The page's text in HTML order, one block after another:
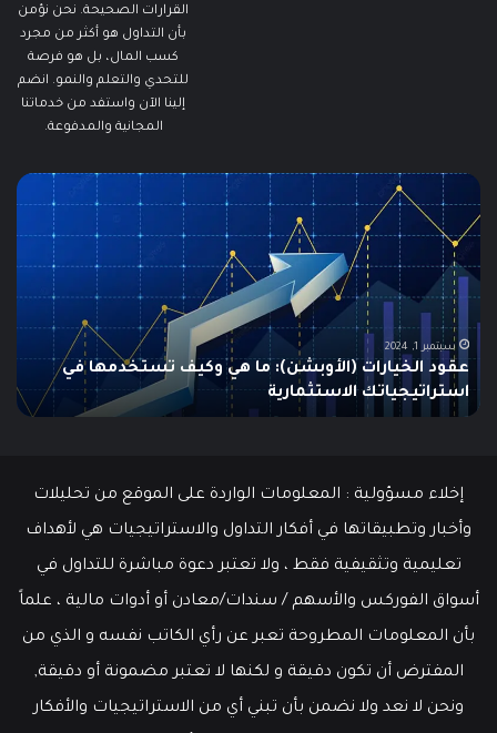
القرارات الصحيحة. نحن نؤمن
بأن التداول هو أكثر من مجرد
كسب المال، بل هو فرصة
للتحدي والتعلم والنمو. انضم
إلينا الآن واستفد من خدماتنا
المجانية والمدفوعة.
مطالبات
البطالة
في
الولايات
المتحدة
تنخفض
إلى
أدنى
مستوى
منذ
مايو
عمل
سبتمبر 19, 2024
مطالبات البطالة في الولايات المتحدة تنخفض إلى أدنى
مستوى منذ مايو وسط سوق عمل قوي
إخلاء مسؤولية : المعلومات الواردة على الموقع من تحليلات
وأخبار وتطبيقاتها في أفكار التداول والاستراتيجيات هي لأهداف
تعليمية وتثقيفية فقط ، ولا تعتبر دعوة مباشرة للتداول في
أسواق الفوركس والأسهم / سندات/معادن أو أدوات مالية ، علماً
بأن المعلومات المطروحة تعبر عن رأي الكاتب نفسه و الذي من
المفترض أن تكون دقيقة و لكنها لا تعتبر مضمونة أو دقيقة,
ونحن لا نعد ولا نضمن بأن تبني أي من الاستراتيجيات والأفكار